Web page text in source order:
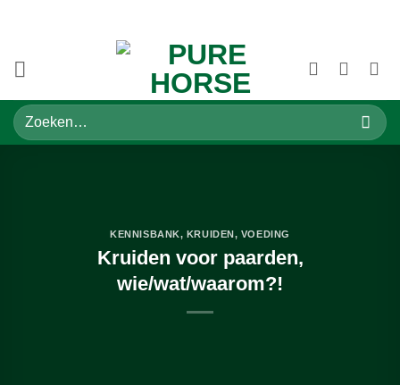
Zoeken
naar:
KENNISBANK, KRUIDEN , VOEDING
Kruiden voor paarden,
wie/wat/waarom?!